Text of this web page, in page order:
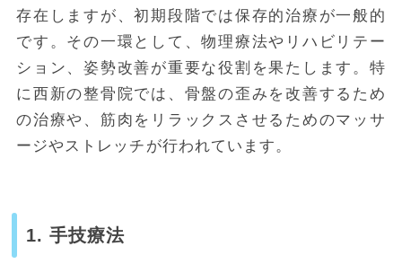
存在しますが、初期段階では保存的治療が一般的
です。その一環として、物理療法やリハビリテー
ション、姿勢改善が重要な役割を果たします。特
に西新の整骨院では、骨盤の歪みを改善するため
の治療や、筋肉をリラックスさせるためのマッサ
ージやストレッチが行われています。
1. 手技療法